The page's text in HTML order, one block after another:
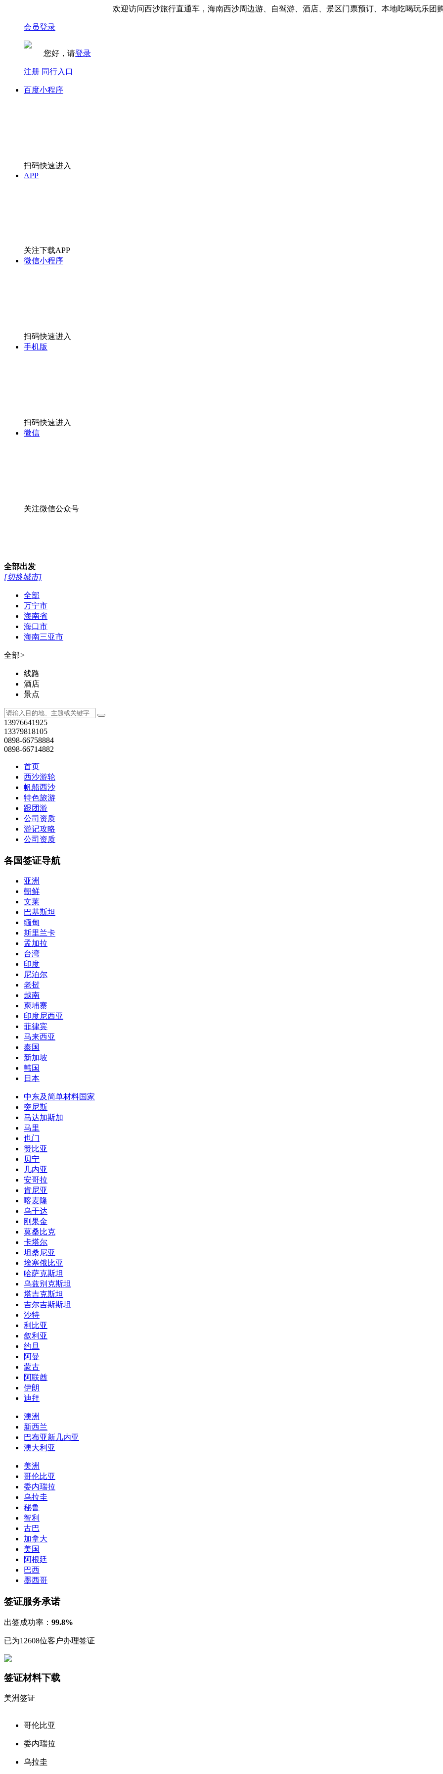
欢迎访问西沙旅行直通车，海南西沙周边游、自驾游、酒店、景区门票预订、本地吃喝玩乐团购。
会员登录
您好，请登录
注册 同行入口
百度小程序
关注下载APP
扫码快速进入
出发
[切换城市]
>
13379818105
0898-66758884
帆船西沙
特色旅游
跟团游
公司资质
游记攻略
公司资质
各国签证导航
亚洲
文莱
巴基斯坦
缅甸
斯里兰卡
孟加拉
台湾
印度
尼泊尔
越南
柬埔寨
印度尼西亚
菲律宾
马来西亚
泰国
新加坡
韩国
突尼斯
马达加斯加
马里
也门
赞比亚
贝宁
几内亚
安哥拉
肯尼亚
喀麦隆
乌干达
刚果金
莫桑比克
卡塔尔
坦桑尼亚
埃塞俄比亚
哈萨克斯坦
乌兹别克斯坦
塔吉克斯坦
吉尔吉斯斯坦
利比亚
叙利亚
约旦
阿曼
蒙古
阿联酋
伊朗
迪拜
澳洲
新西兰
巴布亚新几内亚
澳大利亚
美洲
哥伦比亚
委内瑞拉
乌拉圭
秘鲁
智利
古巴
加拿大
美国
阿根廷
巴西
墨西哥
签证服务承诺
出签成功率：
已为12608位客户办理签证
签证材料下载
美洲签证
哥伦比亚
委内瑞拉
乌拉圭
秘鲁
智利
加拿大
美国
签证类型：探亲
有 效 期：天
咨询电话：